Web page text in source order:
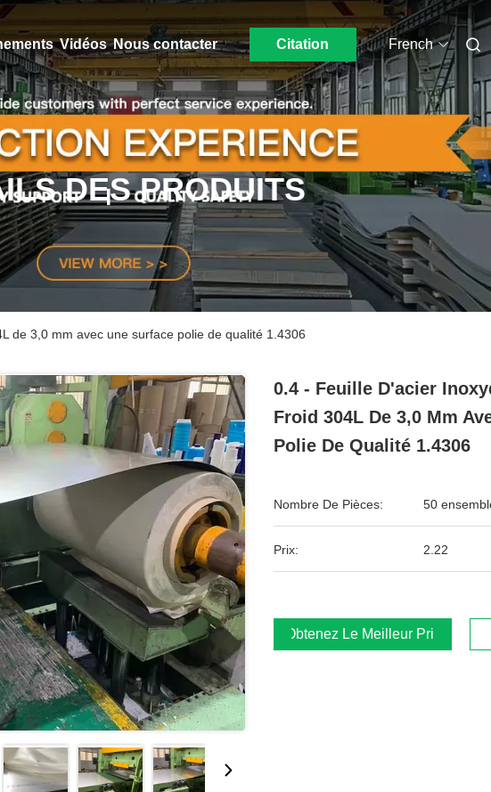
Vidéos Nous contacter Citation French
DES PRODUITS
de 3,0 mm avec une surface polie de qualité 1.4306
0.4 - Feuille D'acier
Froid 304L De 3,0 Mm
Polie De Qualité 1.4306
Nombre De Pièces: 50
Prix: 2.22
Obtenez Le Meilleur Prix